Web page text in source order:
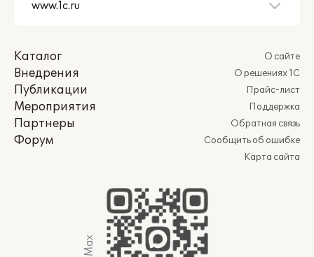
Каталог
Внедрения
Публикации
Мероприятия
Партнеры
Форум
О сайте
О решениях 1С
Прайс-лист
Поддержка
Обратная связь
Сообщить об ошибке
Карта сайта